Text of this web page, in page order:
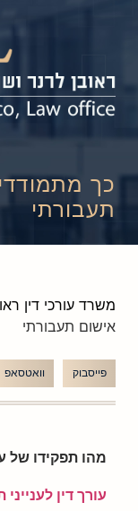
כך
תעבורתי
משרד עורכי דין
אישום תעבורתי
פייסבוק וואטסאפ
מהו תפקידו של
עורך דין